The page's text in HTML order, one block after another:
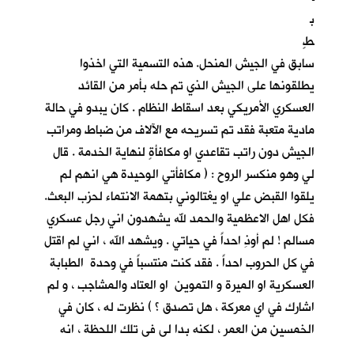
ب
طٍ
سابق في الجيش المنحل. هذه التسمية التي اخذوا
يطلقونها على الجيش الذي تم حله بأمر من القائد
العسكري الأمريكي بعد اسقاط النظام . كان يبدو في حالة
مادية متعبة فقد تم تسريحه مع الآلاف من ضباط ومراتب
الجيش دون راتب تقاعدي او مكافأةٍ لنهاية الخدمة . قال
لي وهو منكسر الروح : ( مكافأتي الوحيدة هي انهم لم
يلقوا القبض علي او يغتالوني بتهمة الانتماء لحزب البعث.
فكل اهل الاعظمية والحمد لله يشهدون اني رجل عسكري
مسالم ! لم أوذِ احداً في حياتي . ويشهد الله ، اني لم اقتل
في كل الحروب احداً . فقد كنت منتسباً في وحدة الطبابة
العسكرية او الميرة و التموين او العتاد والمشاجب ، و لم
اشارك في اي معركة ، هل تصدق ؟ ) نظرت له ، كان في
الخمسين من العمر ، لكنه بدا لي في تلك اللحظة ، انه